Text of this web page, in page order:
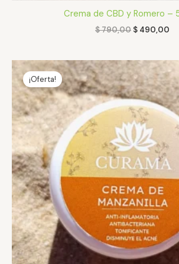
Crema de CBD y Romero –
$790,00 $ 490,00
¡Oferta!
El
precio
original
era:
$ 490,00.
es:
$